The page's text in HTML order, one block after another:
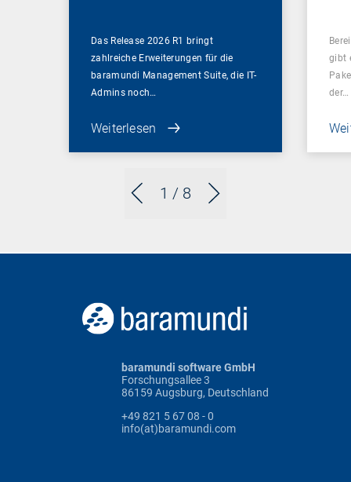
1 / 8
Das Release 2026 R1 bringt
zahlreiche Erweiterungen für die
baramundi Management Suite, die IT-
Admins noch…
Weiterlesen
gibt
der…
baramundi software GmbH
Forschungsallee 3
86159 Augsburg, Deutschland
+49 821 5 67 08 - 0
info(at)baramundi.com